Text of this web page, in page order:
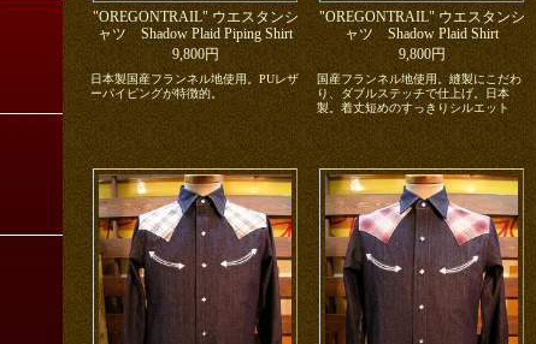
"OREGONTRAIL" ウエスタンシ
ャツ Shadow Plaid Piping Shirt
9,800円
日本製国産フランネル地使用。PUレザ
ーパイピングが特徴的。
"OREGONTRAIL" ウエスタンシ
ャツ Shadow Plaid Shirt
9,800円
国産フランネル地使用。縫製にこだわ
り、ダブルステッチで仕上げ。日本
製。着丈短めのすっきりシルエット